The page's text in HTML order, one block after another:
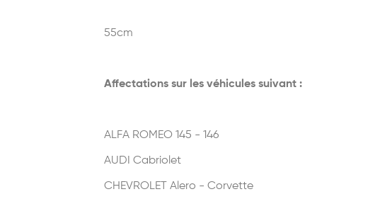
55cm
Affectations sur les véhicules suivant :
ALFA ROMEO 145 - 146
AUDI Cabriolet
CHEVROLET Alero - Corvette